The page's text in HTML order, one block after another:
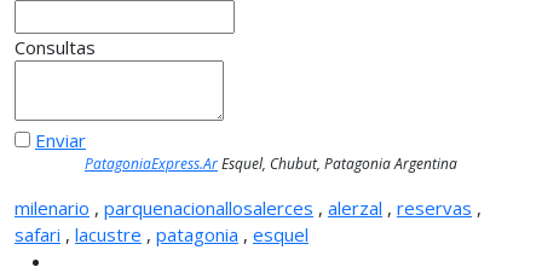
Consultas
Enviar
PatagoniaExpress.ArEsquel, Chubut, Patagonia Argentina
milenario , parquenacionallosalerces , alerzal , reservas ,
safari , lacustre , patagonia , esquel